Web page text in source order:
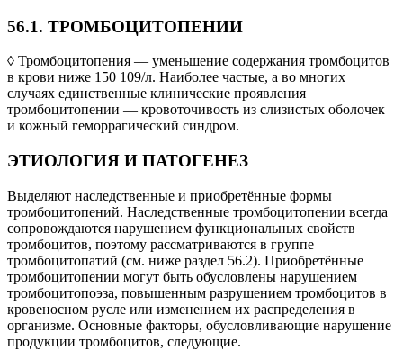
56.1. ТРОМБОЦИТОПЕНИИ
◊ Тромбоцитопения — уменьшение содержания тромбоцитов
в крови ниже 150 109/л. Наиболее частые, а во многих
случаях единственные клинические проявления
тромбоцитопении — кровоточивость из слизистых оболочек
и кожный геморрагический синдром.
ЭТИОЛОГИЯ И ПАТОГЕНЕЗ
Выделяют наследственные и приобретённые формы
тромбоцитопений. Наследственные тромбоцитопении всегда
сопровождаются нарушением функциональных свойств
тромбоцитов, поэтому рассматриваются в группе
тромбоцитопатий (см. ниже раздел 56.2). Приобретённые
тромбоцитопении могут быть обусловлены нарушением
тромбоцитопоэза, повышенным разрушением тромбоцитов в
кровеносном русле или изменением их распределения в
организме. Основные факторы, обусловливающие нарушение
продукции тромбоцитов, следующие.